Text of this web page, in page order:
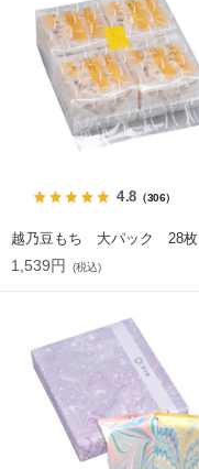
4.8（306）
越乃豆もち 大パック 28枚
1,539円 (税込)